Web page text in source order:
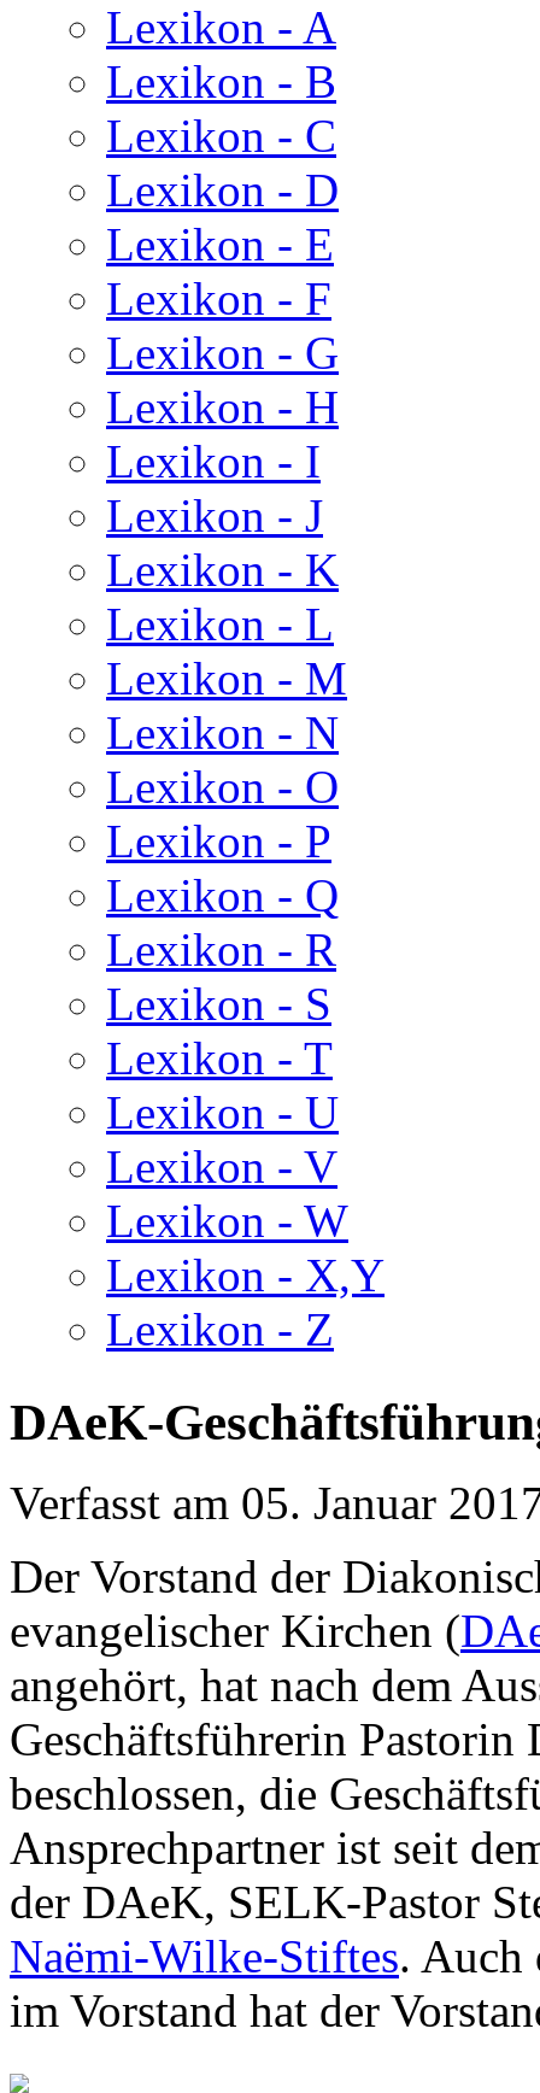
Lexikon - A
Lexikon - B
Lexikon - C
Lexikon - D
Lexikon - E
Lexikon - F
Lexikon - G
Lexikon - H
Lexikon - I
Lexikon - J
Lexikon - K
Lexikon - L
Lexikon - M
Lexikon - N
Lexikon - O
Lexikon - P
Lexikon - Q
Lexikon - R
Lexikon - S
Lexikon - T
Lexikon - U
Lexikon - V
Lexikon - W
Lexikon - X,Y
Lexikon - Z
DAeK-
Verfasst am 05. Januar
Der Vorstand der
evangelischer Kirchen (
angehört, hat nach dem
Geschäftsführerin
beschlossen, die
Ansprechpartner ist seit
der DAeK, SELK-Pastor
Naëmi-Wilke-Stiftes. Auch
im Vorstand hat der